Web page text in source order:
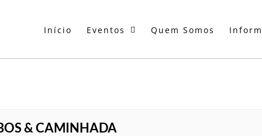
Início Eventos Quem Somos
& CAMINHADA